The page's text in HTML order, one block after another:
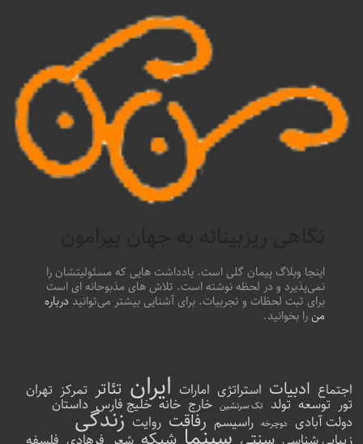
اینجا وبلاگ پیمان گلی است. یادداشت هایی که مسئولیتشان را
نمی‌پذیرد و در لحظه نوشته است. تلاش های مذبوحانه ای است
برای ثبت لحظات و تجربیات. برای آشنایی بیشتر می‌توانیددرباره
منرا بخوانید.
اجتماع ادبیات استراتژی امارات ایران تئاتر تمرکز تهران
تور توسعه تولد تک سرنشین خارج خانه خلیج فارس داستان
دولت آبادی دوچرخه راسیسم رفاقت روایت زندگی